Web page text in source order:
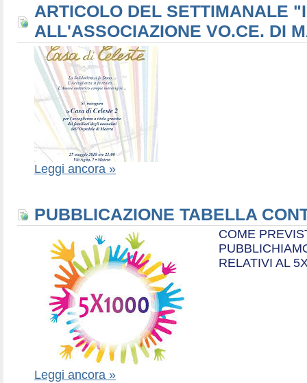
ARTICOLO DEL SETTIMANALE
ALL'ASSOCIAZIONE VO.CE. DI
Leggi ancora »
PUBBLICAZIONE TABELLA
COME
RELATIVI AL
Leggi ancora »